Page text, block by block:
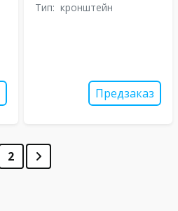
Тип: кронштейн
Предзаказ
2